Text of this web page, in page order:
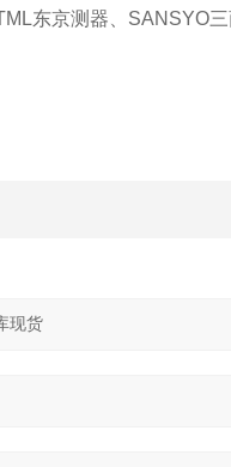
东京测器、SANSYO